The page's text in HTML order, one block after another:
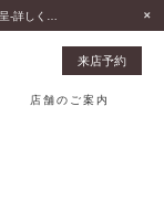
来店予約
店舗のご案内